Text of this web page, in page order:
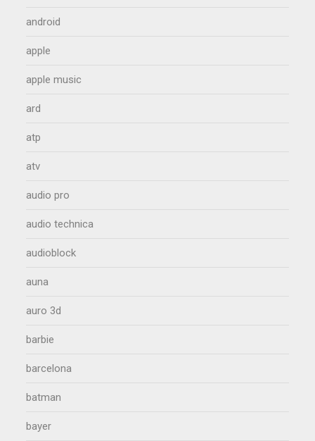
android
apple
apple music
ard
atp
atv
audio pro
audio technica
audioblock
auna
auro 3d
barbie
barcelona
batman
bayer